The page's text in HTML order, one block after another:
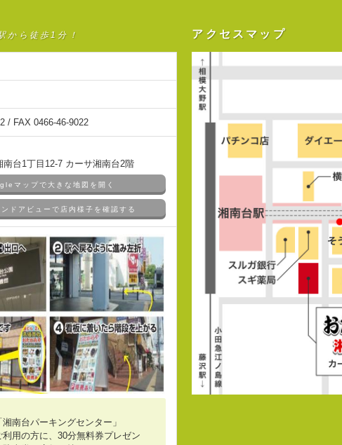
から徒歩1分！
/ FAX 0466-46-9022
南台1丁目12-7 カーサ湘南台2階
マップで大きな地図を開く
ドアビューで店内様子を確認する
南台パーキングセンター」
用の方に、30分無料券プレゼン
アクセスマップ